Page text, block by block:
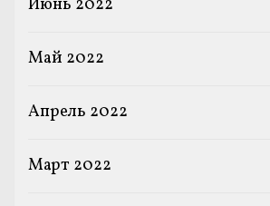
Июнь 2022
Май 2022
Апрель 2022
Март 2022